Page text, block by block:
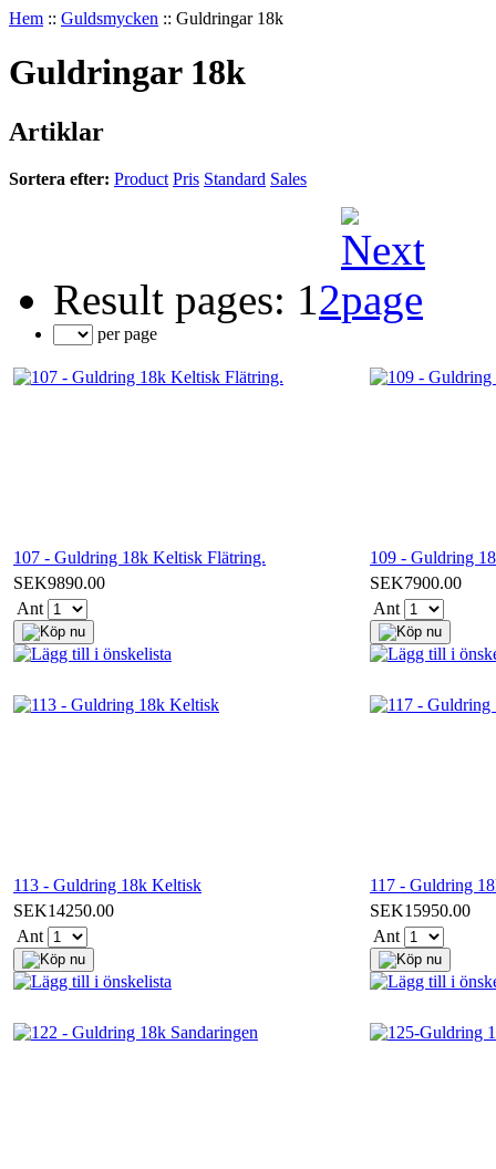
Hem :: Guldsmycken :: Guldringar 18k
Guldringar 18k
Artiklar
Sortera efter: Product Pris Standard Sales
Result pages: 12
per page
107 - Guldring 18k Keltisk Flätring.
109 - Guldring
SEK9890.00
SEK7900.00
Ant
Ant
113 - Guldring 18k Keltisk
117 - Guldring
SEK14250.00
SEK15950.00
Ant
Ant